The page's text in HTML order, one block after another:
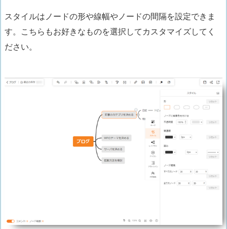
スタイルはノードの形や線幅やノードの間隔を設定できま
す。こちらもお好きなものを選択してカスタマイズしてく
ださい。